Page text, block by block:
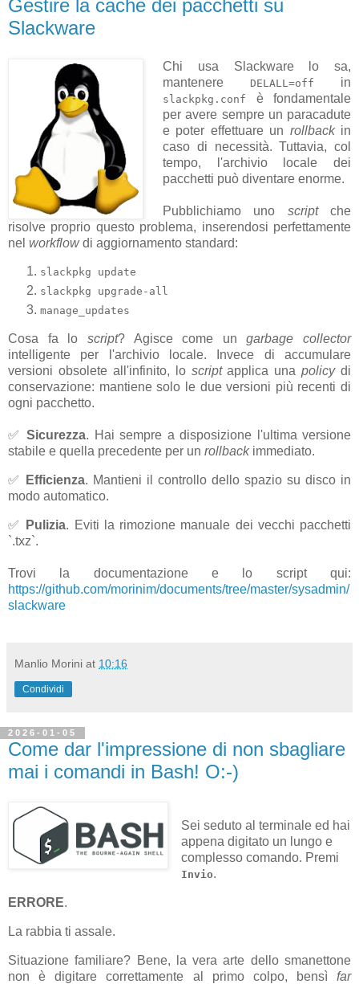
Gestire la cache dei pacchetti su
Slackware
Chi usa Slackware lo sa,
mantenere
DELALL=off in
slackpkg.conf
è fondamentale
per avere sempre un paracadute
e poter effettuare un rollbackin
caso di necessità. Tuttavia, col
tempo, l'archivio locale dei
pacchetti può diventare enorme.
Pubblichiamo uno scriptche
risolve proprio questo problema, inserendosi perfettamente
nel workflowdi aggiornamento standard:
slackpkg update
slackpkg upgrade-all
manage_updates
Cosa fa lo script? Agisce come ungarbage collector
intelligente per l'archivio locale. Invece di accumulare
versioni obsolete all'infinito, lo scriptapplica unapolicydi
conservazione: mantiene solo le due versioni più recenti di
ogni pacchetto.
✅ Sicurezza. Hai sempre a disposizione l'ultima versione
stabile e quella precedente per un rollbackimmediato.
✅ Efficienza. Mantieni il controllo dello spazio su disco in
modo automatico.
✅ Pulizia. Eviti la rimozione manuale dei vecchi pacchetti
`.txz`.
Trovi la documentazione e lo script qui:
https://github.com/morinim/documents/tree/master/sysadmin/
slackware
Manlio Morini at 10:16
Condividi
2026-01-05
Come dar l'impressione di non sbagliare
mai i comandi in Bash! O:‑)
Sei seduto al terminale ed hai
appena digitato un lungo e
complesso comando. Premi
Invio.
ERRORE.
La rabbia ti assale.
Situazione familiare? Bene, la vera arte dello smanettone
non è digitare correttamente al primo colpo, bensì far